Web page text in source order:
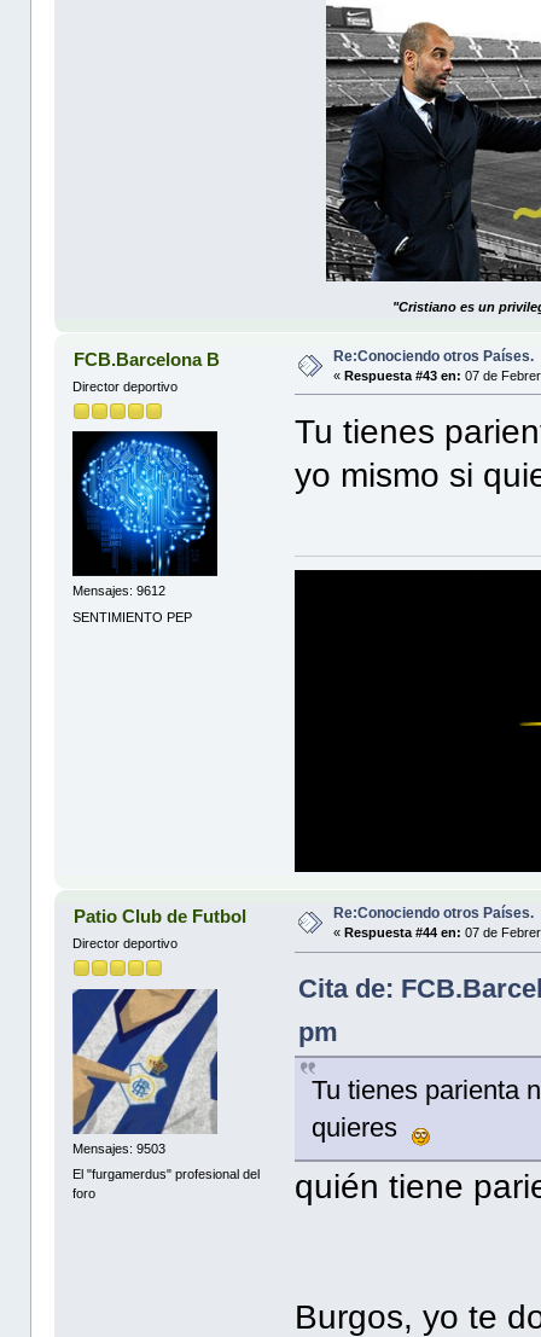
"Cristiano es un
FCB.Barcelona B
Director deportivo
Mensajes: 9612
SENTIMIENTO PEP
Re:Conociendo otros Países.
«Respuesta #43 en: 07 de
Tu tienes
yo mismo si
Patio Club de Futbol
Director deportivo
Mensajes: 9503
El "furgamerdus" profesional del
foro
Re:Conociendo otros Países.
«Respuesta #44 en: 07 de
Cita de:
pm
Tu tienes parienta
quieres
quién tiene
Burgos, yo te